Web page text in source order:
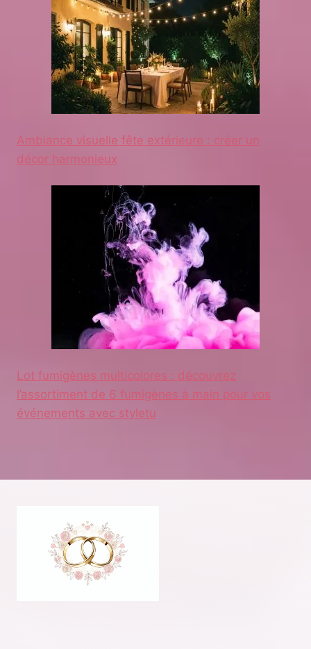
Ambiance visuelle fête extérieure : créer un
décor harmonieux
Lot fumigènes multicolores : découvrez
l’assortiment de 6 fumigènes à main pour vos
événements avec styletu